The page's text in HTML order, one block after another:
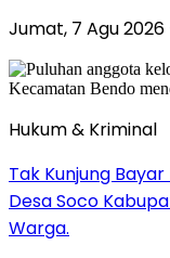
Jumat, 7 Agu 2026
Hukum & Kriminal
Tak Kunjung
Desa Soco
Warga.